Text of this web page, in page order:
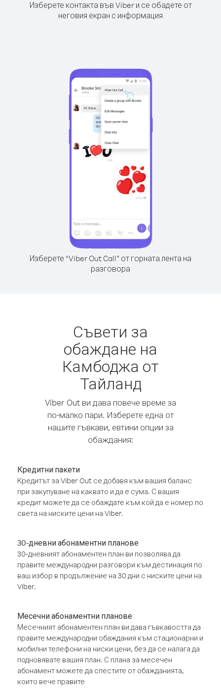
Изберете контакта във Viber и се обадете от
неговия екран с информация
Изберете “Viber Out Call” от горната лента на
разговора
Съвети за
обаждане на
Камбоджа от
Тайланд
Viber Out ви дава повече време за
по-малко пари. Изберете една от
нашите гъвкави, евтини опции за
обаждания:
Кредитни пакети
Кредитът за Viber Out се добавя към вашия баланс
при закупуване на каквато и да е сума. С вашия
кредит можете да се обаждате към кой да е номер по
света на ниските цени на Viber.
30-дневни абонаментни планове
30-дневният абонаментен план ви позволява да
правите международни разговори към дестинация по
ваш избор в продължение на 30 дни с ниските цени на
Viber.
Месечни абонаментни планове
Месечният абонаментен план ви дава гъвкавостта да
правите международни обаждания към стационарни и
мобилни телефони на ниски цени, без да се налага да
подновявате вашия план. С плана за месечен
абонамент можете да спестите от обажданията,
които вече правите